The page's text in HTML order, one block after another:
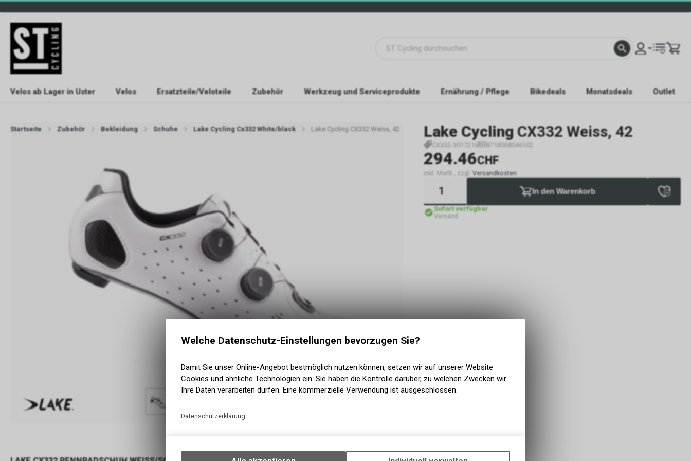
Velos ab Lager in Uster Velos Ersatzteile/Veloteile Zubehör Werkzeug und Serviceprodukte Ernährung / Pflege Bikedeals Monatsdeals Outlet
Startseite Zubehör Bekleidung Schuhe Lake Cycling Cx332 White/black Lake Cycling CX332 Weiss, 42 Lake Cycling CX332 Weiss, 42
CX332-3017216 8718568046102
294.46CHF
inkl. MwSt., zzgl. Versandkosten
In den Warenkorb
Sofort verfügbar
Versand
Welche Datenschutz-Einstellungen bevorzugen Sie?
Damit Sie unser Online-Angebot bestmöglich nutzen können, setzen wir auf unserer Website
Cookies und ähnliche Technologien ein. Sie haben die Kontrolle darüber, zu welchen Zwecken wir
Ihre Daten verarbeiten dürfen. Eine kommerzielle Verwendung ist ausgeschlossen.
Datenschutzerklärung
Ihrem Gerät, um die grundlegenden Funktionen unseres Online-Angebots, wie die